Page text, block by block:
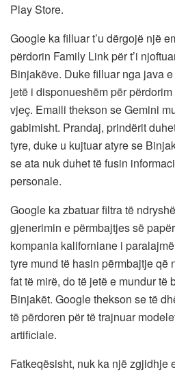
Play Store.
Google ka filluar t’u dërgojë një
përdorin Family Link për t’i
Binjakëve. Duke filluar nga java
jetë i disponueshëm për
vjeç. Emaili thekson se Gemini
gabimisht. Prandaj, prindërit
tyre, duke u kujtuar atyre se
se ata nuk duhet të fusin
personale.
Google ka zbatuar filtra të
gjenerimin e përmbajtjes së
kompania kaliforniane i
tyre mund të hasin përmbajtje që
fat të mirë, do të jetë e mundur të
Binjakët. Google thekson se të
të përdoren për të trajnuar
artificiale.
Fatkeqësisht, nuk ka një zgjidhje